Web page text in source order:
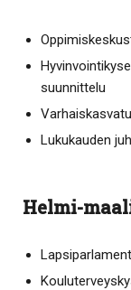
suunnittelu
Lukukauden
Helmi-